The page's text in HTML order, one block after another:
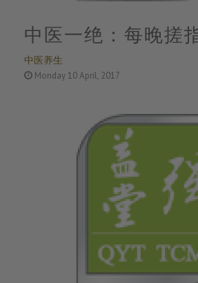
中医养生
中医一绝：每晚搓
天后竟有这样的奇
Monday 10 April, 2017